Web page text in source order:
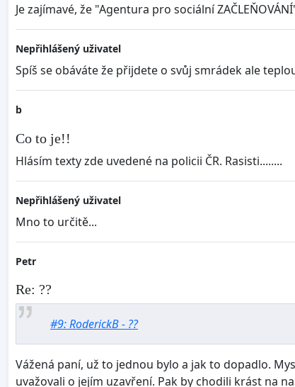
Je zajímavé, že "Agentura pro sociální
Nepřihlášený uživatel
Spíš se obáváte že přijdete o svůj smrádek ale
b
Co to je!!
Hlásím texty zde uvedené na policii ČR. Rasisti........
Nepřihlášený uživatel
Mno to určitě...
Petr
Re: ??
#9: RoderickB - ??
Vážená paní, už to jednou bylo a jak to dopadlo.
uvažovali o jejím uzavření. Pak by chodili krást na